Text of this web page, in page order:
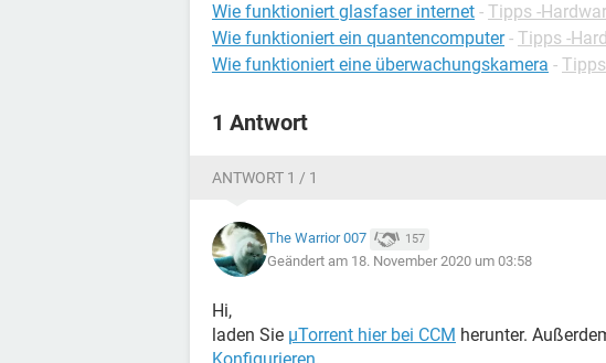
Wie funktioniert glasfaser internet - Tipps -
Wie funktioniert ein quantencomputer - Tipps -
Wie funktioniert eine überwachungskamera -
1 Antwort
ANTWORT 1 / 1
The Warrior 007 157
Geändert am 18. November 2020 um 03:58
Hi,
laden Sie µTorrent hier bei CCM herunter.